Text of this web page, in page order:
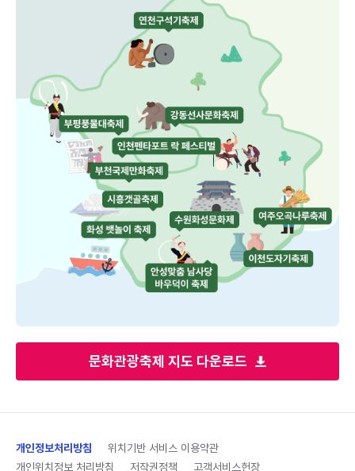
문화관광축제 지도 다운로드
개인정보처리방침
위치기반 서비스 이용약관
개인위치정보 처리방침
저작권정책 고객서비스헌장